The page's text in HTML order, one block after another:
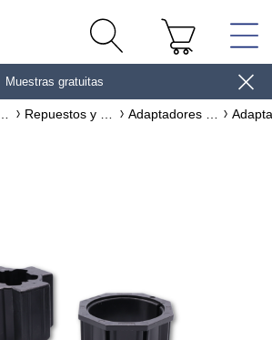
Muestras gratuitas